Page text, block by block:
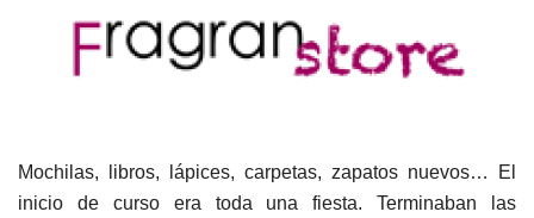
Mochilas, libros, lápices, carpetas, zapatos nuevos… El
inicio de curso era toda una fiesta. Terminaban las